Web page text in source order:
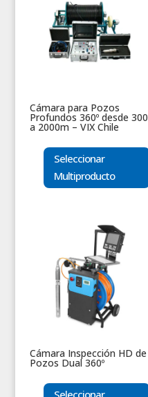
Cámara para Pozos
Profundos 360º desde 300
a 2000m – VIX Chile
Seleccionar
Multiproducto
Cámara Inspección HD de
Pozos Dual 360º